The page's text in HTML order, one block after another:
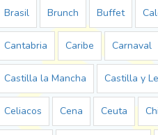
Brasil Brunch Buffet
Cantabria Caribe Carnaval
Castilla la Mancha Castilla y
Celiacos Cena Ceuta